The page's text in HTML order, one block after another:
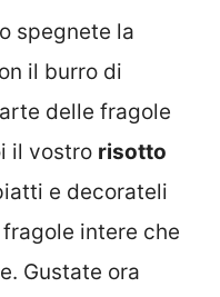
spegnete la
il burro di
delle fragole
il vostro risotto
e decorateli
intere che
Gustate ora